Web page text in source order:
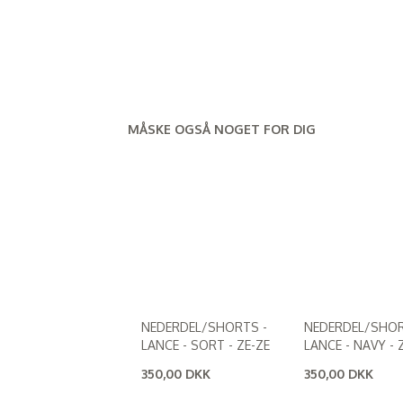
MÅSKE OGSÅ NOGET FOR DIG
NEDERDEL/SHORTS -
LANCE - SORT - ZE-ZE
350,00 DKK
NEDERDEL/
LANCE - NAVY -
350,00 DKK